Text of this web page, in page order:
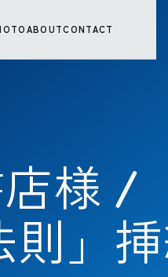
ABOUTCONTACT
様 /
」